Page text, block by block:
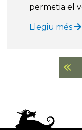
permetia el
Llegiu més
Pàgines